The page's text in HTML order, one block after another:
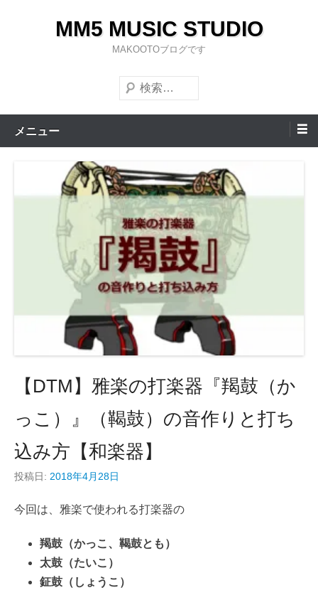
キ
MM5 MUSIC STUDIO
MAKOOTOブログです
検
索
メニュー
【DTM】雅楽の打楽器『羯鼓（か
っこ）』（鞨鼓）の音作りと打ち
込み方【和楽器】
投稿日: 2018年4月28日
今回は、雅楽で使われる打楽器の
羯鼓（かっこ、鞨鼓とも）
太鼓（たいこ）
鉦鼓（しょうこ）